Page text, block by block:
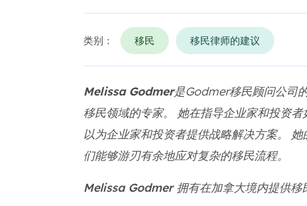
类别： 移民 移民律师的建议
Melissa Godmer是Godmer移民顾问公司
移民领域的专家。 她在指导企业家和投资
以为企业家和投资者提供战略解决方案。
们能够游刃有余地应对复杂的移民流程。
Melissa Godmer 拥有在加拿大境内提供移